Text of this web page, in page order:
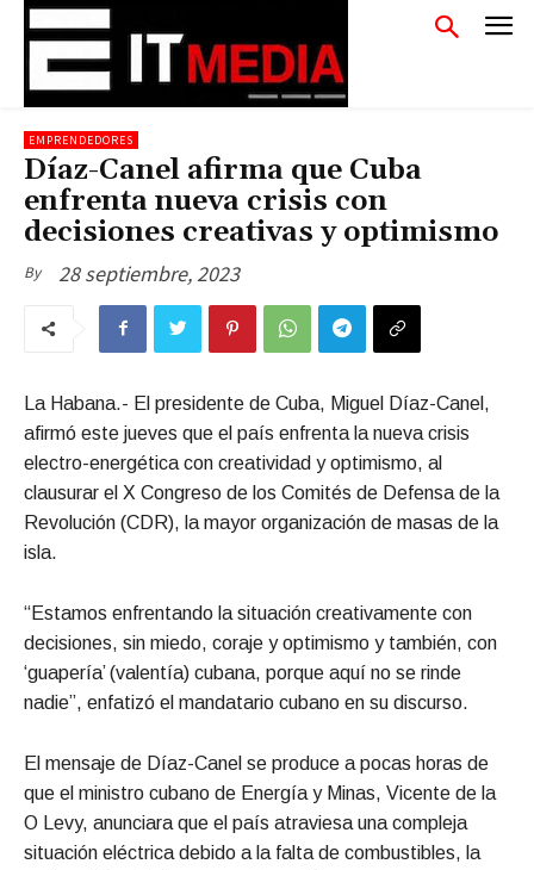
EMPRENDEDORES
Díaz-Canel afirma que Cuba
enfrenta nueva crisis con
decisiones creativas y optimismo
By 28 septiembre, 2023
La Habana.- El presidente de Cuba, Miguel Díaz-Canel,
afirmó este jueves que el país enfrenta la nueva crisis
electro-energética con creatividad y optimismo, al
clausurar el X Congreso de los Comités de Defensa de la
Revolución (CDR), la mayor organización de masas de la
isla.
“Estamos enfrentando la situación creativamente con
decisiones, sin miedo, coraje y optimismo y también, con
‘guapería’ (valentía) cubana, porque aquí no se rinde
nadie”, enfatizó el mandatario cubano en su discurso.
El mensaje de Díaz-Canel se produce a pocas horas de
que el ministro cubano de Energía y Minas, Vicente de la
O Levy, anunciara que el país atraviesa una compleja
situación eléctrica debido a la falta de combustibles, la